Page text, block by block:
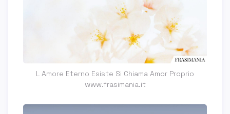
L Amore Eterno Esiste Si Chiama Amor Proprio
www.frasimania.it